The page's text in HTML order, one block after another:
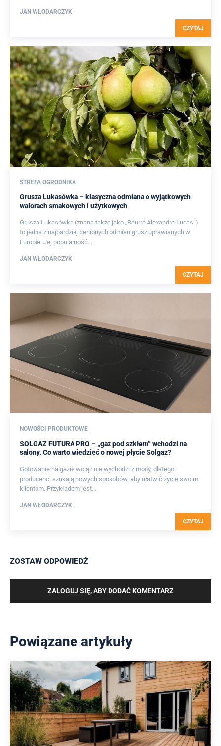
JAN WŁODARCZYK
CZYTAJ
STREFA OGRODNIKA
Grusza Lukasówka – klasyczna odmiana o wyjątkowych
walorach smakowych i użytkowych
Grusza Lukasówka (znana także jako „Beurré Alexandre Lucas”)
to jedna z najbardziej cenionych odmian grusz uprawianych w
Europie. Jej popularność...
JAN WŁODARCZYK
CZYTAJ
NOWOŚCI PRODUKTOWE
SOLGAZ FUTURA PRO – „gaz pod szkłem” wchodzi na
salony. Co warto wiedzieć o nowej płycie Solgaz?
Gotowanie na gazie wciąż nie wychodzi z mody, dlatego
producenci szukają nowych sposobów, aby ułatwić życie swoim
klientom. Przykładem jest...
JAN WŁODARCZYK
CZYTAJ
ZOSTAW ODPOWIEDŹ
ZALOGUJ SIĘ, ABY DODAĆ KOMENTARZ
Powiązane artykuły